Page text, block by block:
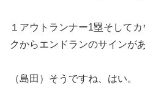
１アウトランナー1塁そして
クからエンドランのサインが
（島田）そうですね、はい。